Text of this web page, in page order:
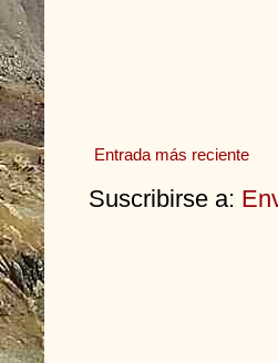
Entrada más reciente
Suscribirse a: